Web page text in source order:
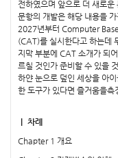
전하였으며 앞으로 더 새로
문항의 개발은 해당 내용을
2027년부터 Computer
(CAT)를 실시한다고 하는데
지막 부분에 CAT 소개가 되
르칠 것인가 준비할 수 있을
하얀 눈으로 덮인 세상을 아
한 도구가 있다면 즐거움을측
｜ 차례
Chapter 1 개요